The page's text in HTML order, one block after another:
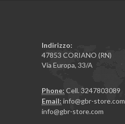
Indirizzo:
47853 CORIANO (RN)
Via Europa, 33/A
Phone: Cell. 3247803089
Email: info@gbr-store.com
info@gbr-store.com